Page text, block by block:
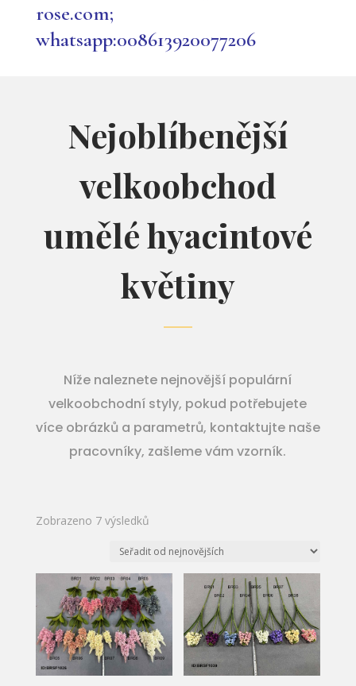
rose.com;
whatsapp:008613920077206
Nejoblíbenější
velkoobchod
umělé hyacintové
květiny
Níže naleznete nejnovější populární
velkoobchodní styly, pokud potřebujete
více obrázků a parametrů, kontaktujte naše
pracovníky, zašleme vám vzorník.
Zobrazeno 7 výsledkůSeřazeno
nejnovějších